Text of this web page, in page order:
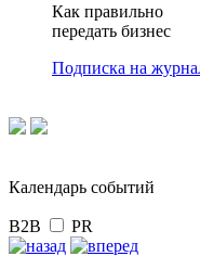
Как правильно
передать бизнес
Подписка на
Календарь событий
B2B PR